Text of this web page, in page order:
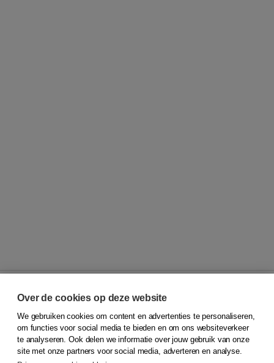
© 2026Koninklijke Boom uitgevers
Klantenservice
Service & informatie
Over de cookies op deze website
We gebruiken cookies om content en advertenties te personaliseren,
om functies voor social media te bieden en om ons websiteverkeer
te analyseren. Ook delen we informatie over jouw gebruik van onze
site met onze partners voor social media, adverteren en analyse.